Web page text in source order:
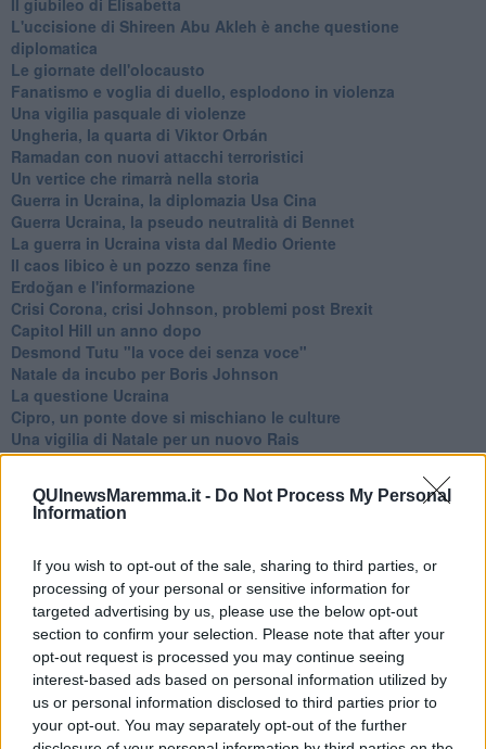
QUInewsMaremma.it - Do Not Process My Personal
Information
If you wish to opt-out of the sale, sharing to third parties, or
processing of your personal or sensitive information for
targeted advertising by us, please use the below opt-out
section to confirm your selection. Please note that after your
opt-out request is processed you may continue seeing
interest-based ads based on personal information utilized by
us or personal information disclosed to third parties prior to
your opt-out. You may separately opt-out of the further
L'uccisione di Shireen Abu Akleh è anche questione
diplomatica
Le giornate dell'olocausto
Fanatismo e voglia di duello, esplodono in violenza
Una vigilia pasquale di violenze
Ungheria, la quarta di Viktor Orbán
Ramadan con nuovi attacchi terroristici
Un vertice che rimarrà nella storia
Guerra in Ucraina, la diplomazia Usa Cina
Guerra Ucraina, la pseudo neutralità di Bennet
La guerra in Ucraina vista dal Medio Oriente
​Il caos libico è un pozzo senza fine
Erdoğan e l'informazione
Crisi Corona, crisi Johnson, problemi post Brexit
Capitol Hill un anno dopo
Desmond Tutu "la voce dei senza voce"
Natale da incubo per Boris Johnson
La questione Ucraina
Cipro, un ponte dove si mischiano le culture
Una vigilia di Natale per un nuovo Rais
La questione israelo-palestinese ignorata dal G20
Libano, collasso economico e guerra civile
Johnson, da Trump a Biden alla Brexit
Biden, primo presidente USA non in guerra
Papa Bergoglio vedrà Viktor Orbán
Bennet, un giorno in attesa di Biden
Il ritorno dei talebani
​La lenta agonia del Libano
Sudafrica, è allarme alimentare
Usa di nuovo al centro della geopolitica internazionale
L’appuntamento di Israele con il cambiamento
La farsa delle elezioni in Siria